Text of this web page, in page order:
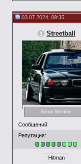
03.07.2024, 09:35
Streetball
Senior Member
Сообщений:
Репутация:
Hitman